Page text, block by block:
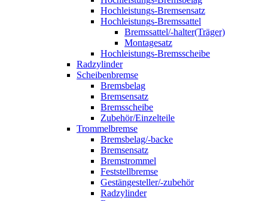
Hochleistungs-Bremsensatz
Hochleistungs-Bremssattel
Bremssattel/-halter(Träger)
Montagesatz
Hochleistungs-Bremsscheibe
Radzylinder
Scheibenbremse
Bremsbelag
Bremsensatz
Bremsscheibe
Zubehör/Einzelteile
Trommelbremse
Bremsbelag/-backe
Bremsensatz
Bremstrommel
Feststellbremse
Gestängesteller/-zubehör
Radzylinder